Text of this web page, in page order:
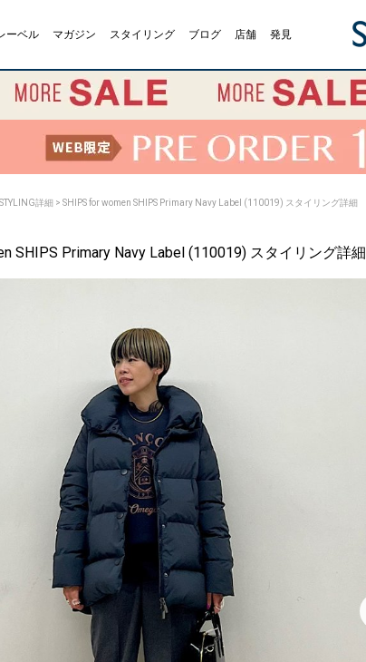
ーベル マガジン スタイリング ブログ 店舗 発見
詳細 > SHIPS for women SHIPS Primary Navy Label (110019) スタイリング詳細
SHIPS Primary Navy Label (110019) スタイリング詳細